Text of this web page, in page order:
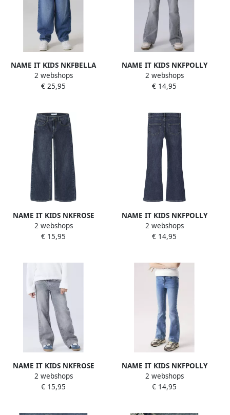
NAME IT KIDS NKFBELLA
barrel jeans middelblauw
2 webshops
€ 25,95
NAME IT KIDS NKFPOLLY
flared jeans grijs
2 webshops
€ 14,95
NAME IT KIDS NKFROSE
wide leg jeans donkerblauw
2 webshops
€ 15,95
NAME IT KIDS NKFPOLLY
flared jeans donkerblauw
2 webshops
€ 14,95
NAME IT KIDS NKFROSE
wide leg jeans grijs
2 webshops
€ 15,95
NAME IT KIDS NKFPOLLY
flared jeans mediumblauw
2 webshops
€ 14,95